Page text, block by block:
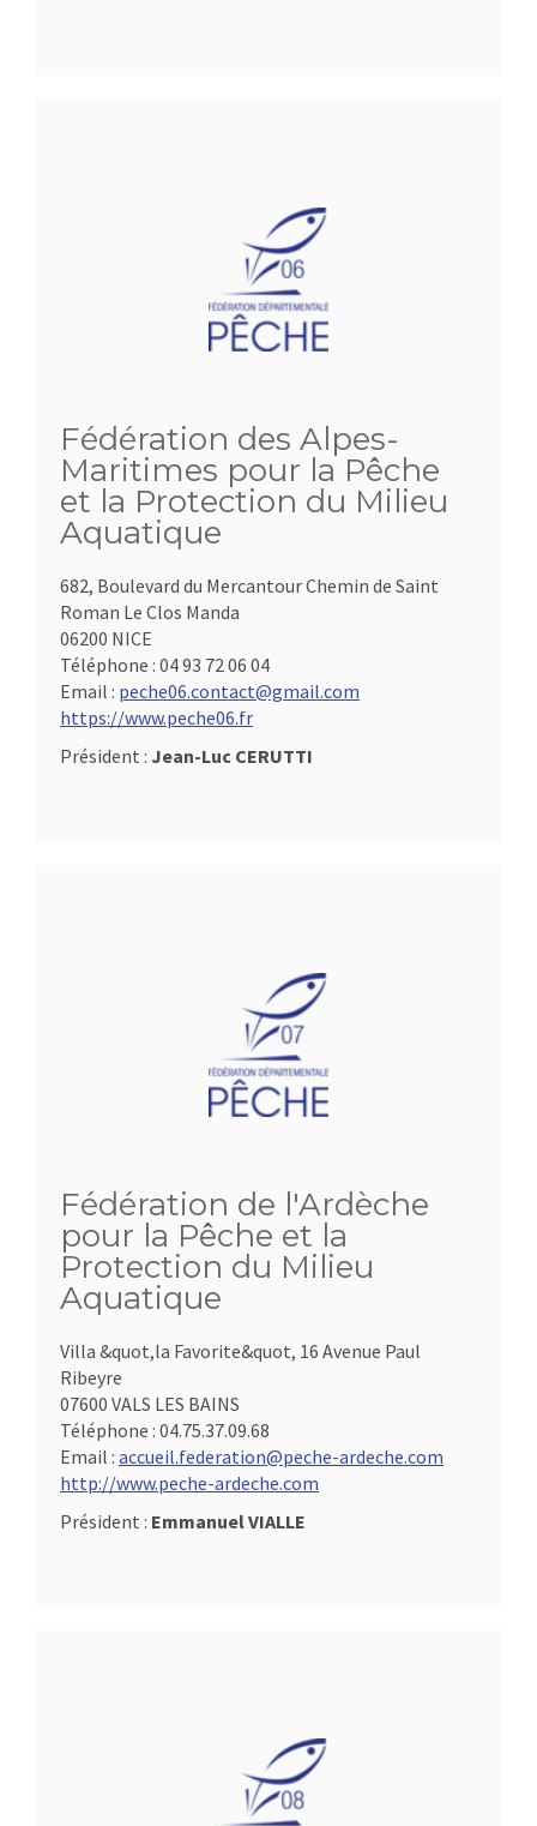
Fédération des Alpes-
Maritimes pour la Pêche
et la Protection du Milieu
Aquatique
682, Boulevard du Mercantour Chemin de Saint
Roman Le Clos Manda
06200 NICE
Téléphone : 04 93 72 06 04
Email : peche06.contact@gmail.com
https://www.peche06.fr
Président : Jean-Luc CERUTTI
Fédération de l'Ardèche
pour la Pêche et la
Protection du Milieu
Aquatique
Villa &quot,la Favorite&quot, 16 Avenue Paul
Ribeyre
07600 VALS LES BAINS
Téléphone : 04.75.37.09.68
Email : accueil.federation@peche-ardeche.com
http://www.peche-ardeche.com
Président : Emmanuel VIALLE